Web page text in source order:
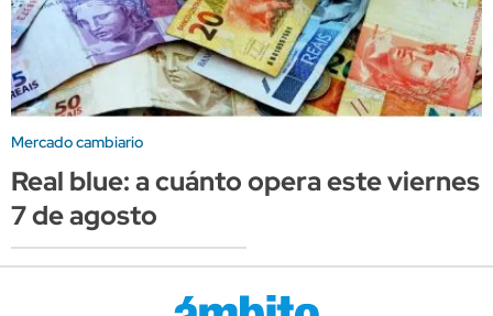
Mercado cambiario
Real blue: a cuánto opera este viernes
7 de agosto